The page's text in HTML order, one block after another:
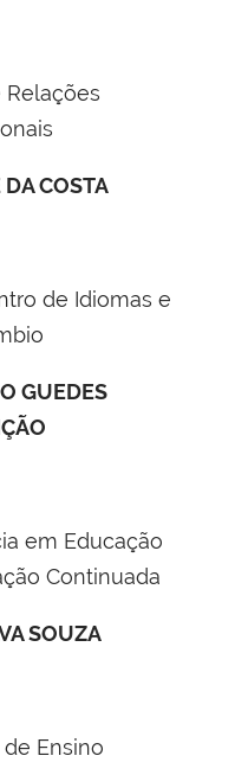
Relações
DA COSTA
de Idiomas e
GUEDES
em Educação
Continuada
SOUZA
Ensino